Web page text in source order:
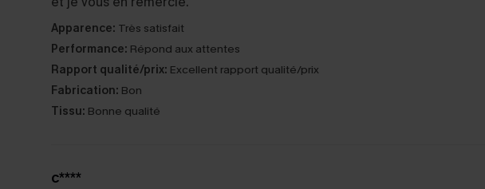
Apparence: Très satisfait
Performance: Répond aux attentes
Rapport qualité/prix: Excellent rapport qualité/prix
Fabrication: Bon
Tissu: Bonne qualité
c****